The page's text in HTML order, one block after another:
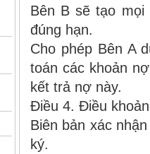
Bên B sẽ tạo mọi
đúng hạn.
Cho phép Bên A
toán các khoản
kết trả nợ này.
Điều 4. Điều
Biên bản xác
ký.